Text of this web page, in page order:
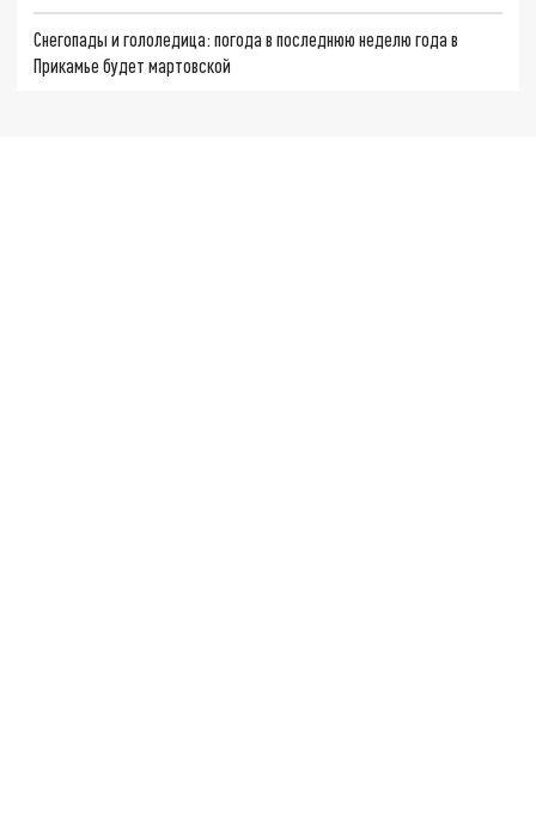
Снегопады и гололедица: погода в последнюю неделю года в
Прикамье будет мартовской